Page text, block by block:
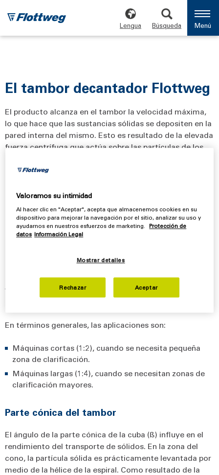
Lengua Búsqueda Menú
El tambor decantador Flottweg
El producto alcanza en el tambor la velocidad máxima,
lo que hace que las sustancias sólidas se depositen en la
pared interna del mismo. Esto es resultado de la elevada
fuerza centrífuga que actúa sobre las partículas de los
forma cilíndrico-cónica. A la hora de fabricar el elemento
componentes a los distintos procesos de separación
(longitud del cilindro, ángulo del extremo cónico y
diámetro de la zona de descarga).
El tamaño del tambor se mide en base a la relación
existente entre el diámetro (D) y la longitud (L). Existen
varios modelos adaptados a distintos requisitos y
aplicaciones (corto 1:2; mediano 1:3 y grande 1:4).
En términos generales, las aplicaciones son:
Máquinas cortas (1:2), cuando se necesita pequeña
zona de clarificación.
Máquinas largas (1:4), cuando se necesitan zonas de
clarificación mayores.
Parte cónica del tambor
El ángulo de la parte cónica de la cuba (ß) influye en el
rendimiento del transporte de sólidos. En la zona del
cono, la partícula sólida es prácticamente levantada por
medio de la hélice de la espiral. Como resultado de la
Valoramos su intimidad
Al hacer clic en "Aceptar", acepta que almacenemos cookies en su
dispositivo para mejorar la navegación por el sitio, analizar su uso y
ayudarnos en nuestros esfuerzos de marketing.
Protección de
datos Información Legal
Mostrar detalles
Rechazar Aceptar